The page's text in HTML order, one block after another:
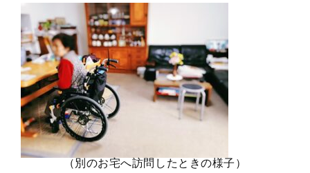
（別のお宅へ訪問したときの様子）